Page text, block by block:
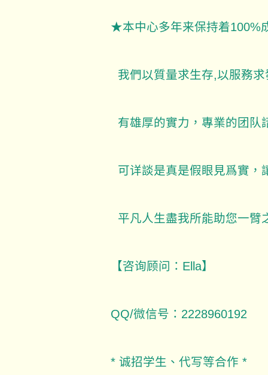
★本中心多年来保持着100%
我們以質量求生存,以服務求
有雄厚的實力，專業的团队
可详談是真是假眼見爲實，
平凡人生盡我所能助您一臂
【咨询顾问：Ella】
QQ/微信号：2228960192
* 诚招学生、代写等合作 *